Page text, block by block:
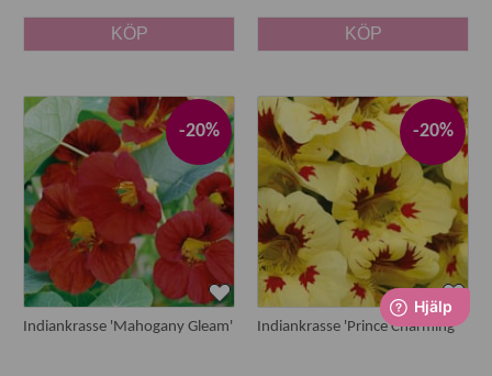
KÖP KÖP
-20%
Indiankrasse 'Mahogany Gleam'
-20%
Indiankrasse 'Prince Charming'